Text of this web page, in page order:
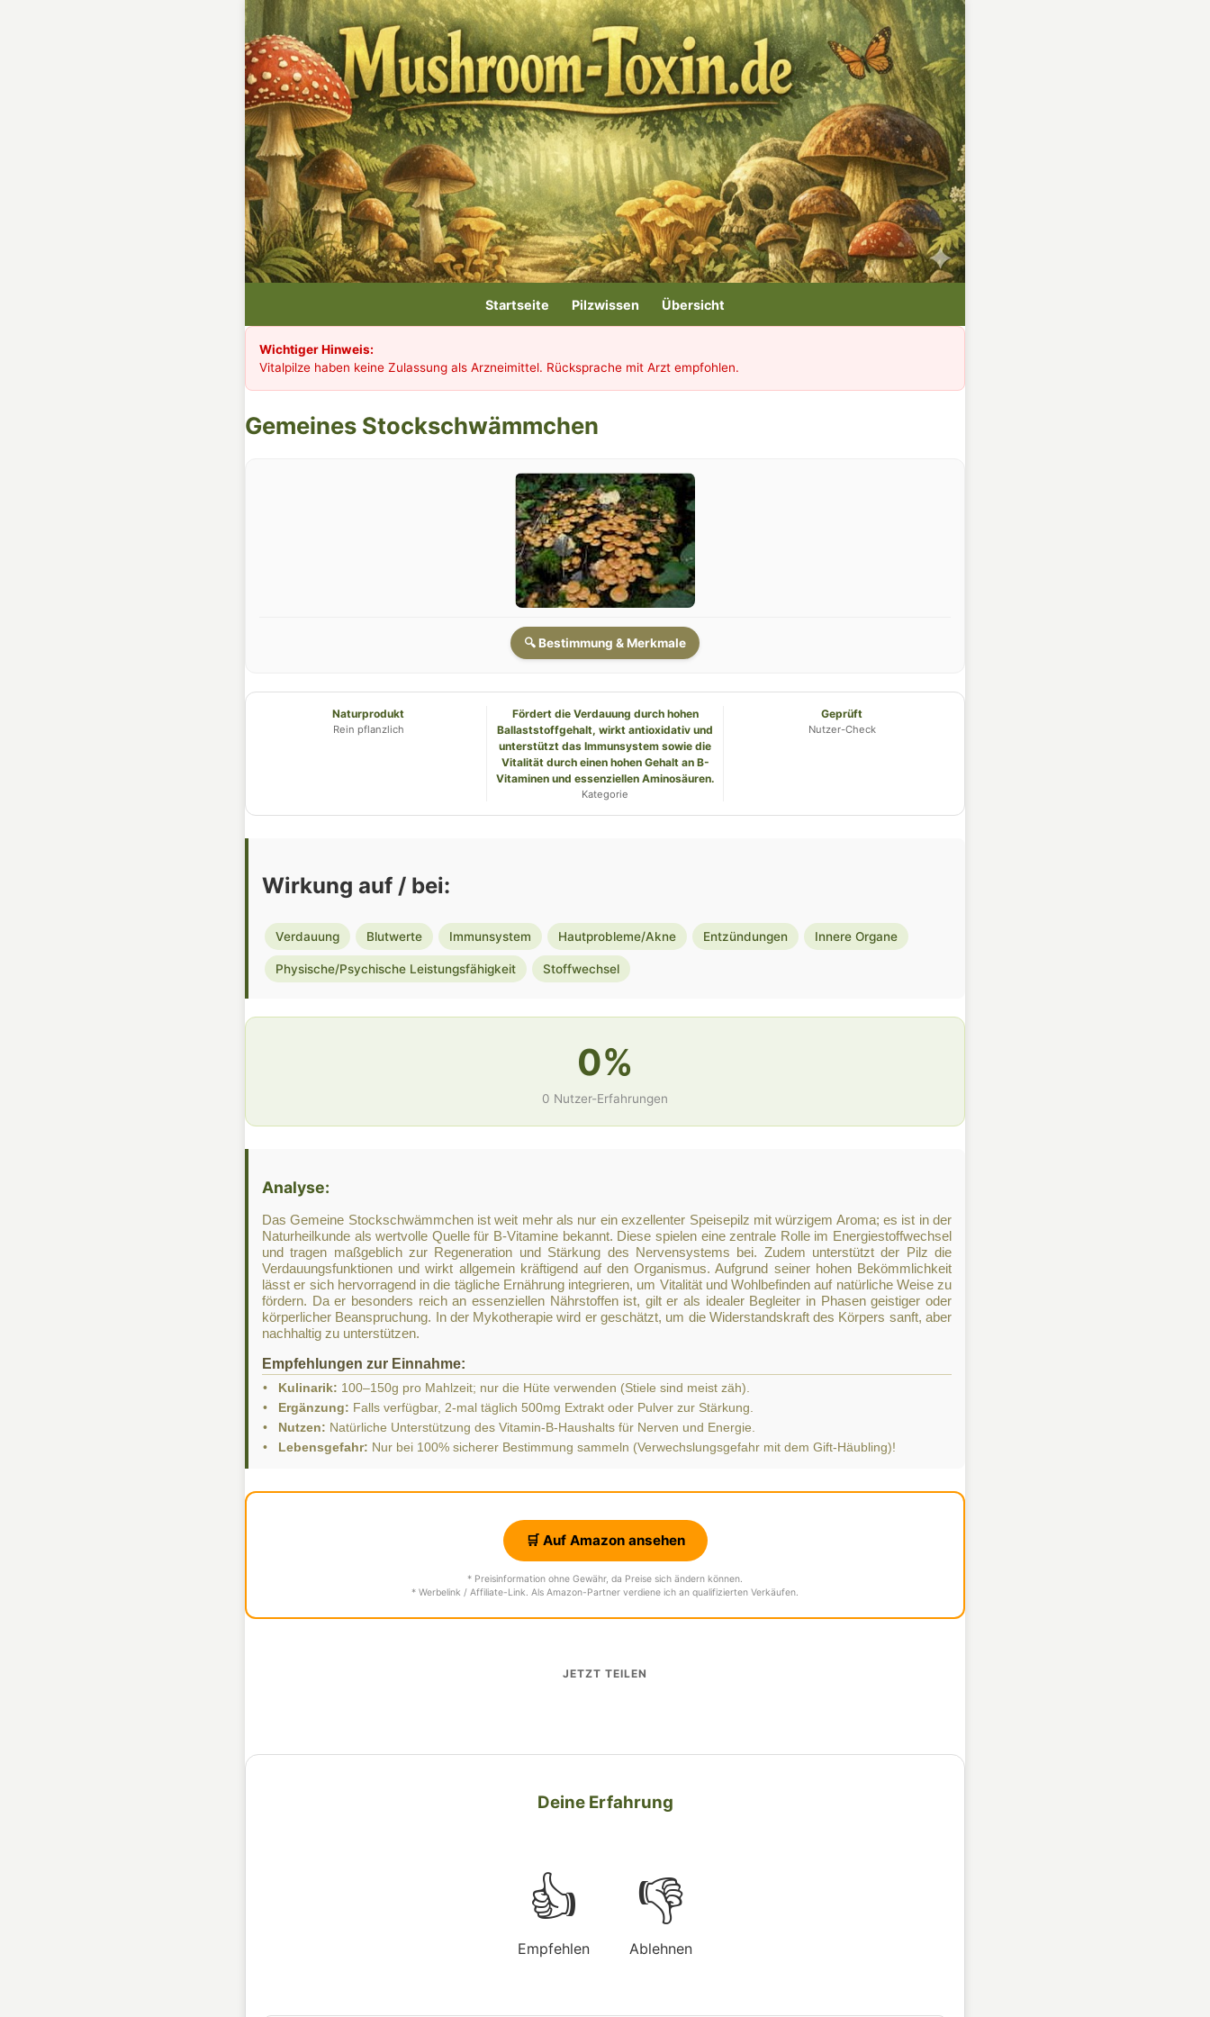
Startseite Pilzwissen Übersicht
Wichtiger Hinweis:
Vitalpilze haben keine Zulassung als Arzneimittel. Rücksprache mit Arzt empfohlen.
Gemeines Stockschwämmchen
🔍 Bestimmung & Merkmale
Naturprodukt
Rein pflanzlich
Fördert die Verdauung durch hohen
Ballaststoffgehalt, wirkt antioxidativ und
unterstützt das Immunsystem sowie die
Vitalität durch einen hohen Gehalt an B-
Vitaminen und essenziellen Aminosäuren.
Kategorie
Geprüft
Nutzer-Check
Wirkung auf / bei:
Verdauung Blutwerte Immunsystem Hautprobleme/Akne Entzündungen Innere Organe
Physische/Psychische Leistungsfähigkeit Stoffwechsel
0%
0 Nutzer-Erfahrungen
Analyse:
Das Gemeine Stockschwämmchen ist weit mehr als nur ein exzellenter Speisepilz mit würzigem Aroma; es ist in der
Naturheilkunde als wertvolle Quelle für B-Vitamine bekannt. Diese spielen eine zentrale Rolle im Energiestoffwechsel
und tragen maßgeblich zur Regeneration und Stärkung des Nervensystems bei. Zudem unterstützt der Pilz die
Verdauungsfunktionen und wirkt allgemein kräftigend auf den Organismus. Aufgrund seiner hohen Bekömmlichkeit
lässt er sich hervorragend in die tägliche Ernährung integrieren, um Vitalität und Wohlbefinden auf natürliche Weise zu
fördern. Da er besonders reich an essenziellen Nährstoffen ist, gilt er als idealer Begleiter in Phasen geistiger oder
körperlicher Beanspruchung. In der Mykotherapie wird er geschätzt, um die Widerstandskraft des Körpers sanft, aber
nachhaltig zu unterstützen.
Empfehlungen zur Einnahme:
• Kulinarik: 100–150g pro Mahlzeit; nur die Hüte verwenden (Stiele sind meist zäh).
•
Ergänzung: Falls verfügbar, 2-mal täglich 500mg Extrakt oder Pulver zur Stärkung.
•
Nutzen: Natürliche Unterstützung des Vitamin-B-Haushalts für Nerven und Energie.
•
Lebensgefahr: Nur bei 100% sicherer Bestimmung sammeln (Verwechslungsgefahr mit dem Gift-Häubling)!
🛒 Auf Amazon ansehen
* Preisinformation ohne Gewähr, da Preise sich ändern können.
* Werbelink / Affiliate-Link. Als Amazon-Partner verdiene ich an qualifizierten Verkäufen.
JETZT TEILEN
Deine Erfahrung
👍
Empfehlen
👎
Ablehnen